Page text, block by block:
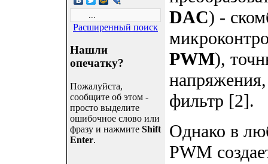
Расширенный поиск
Нашли
опечатку?
Пожалуйста,
сообщите об этом -
просто выделите
ошибочное слово или
фразу и нажмите Shift
Enter.
DAC) -
PWM),
фильтр [2].
Однако в
PWM